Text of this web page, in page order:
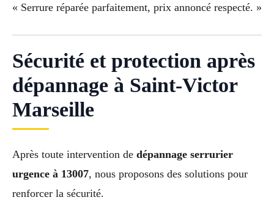
« Serrure réparée parfaitement, prix annoncé respecté. »
Sécurité et protection après
dépannage à Saint-Victor
Marseille
Après toute intervention de dépannage serrurier
urgence à 13007, nous proposons des solutions pour
renforcer la sécurité.